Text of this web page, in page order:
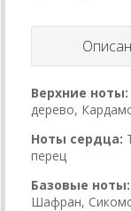
Верхние ноты:
дерево,
Ноты сердца:
перец
Базовые ноты:
Шафран,